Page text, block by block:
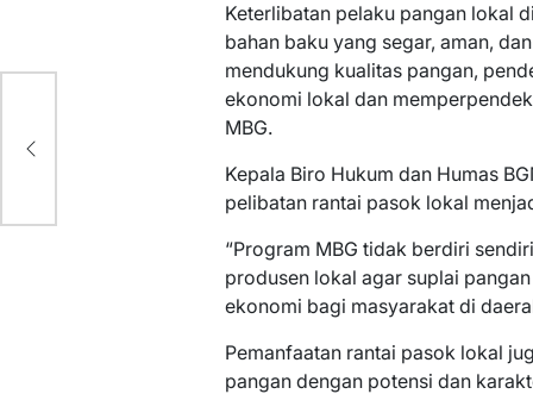
Keterlibatan pelaku pangan lokal
bahan baku yang segar, aman,
mendukung kualitas pangan,
ekonomi lokal dan
MBG.
Kepala Biro Hukum dan Humas
pelibatan rantai pasok lokal
“Program MBG tidak berdiri
produsen lokal agar suplai
ekonomi bagi masyarakat di
Pemanfaatan rantai pasok lokal
pangan dengan potensi dan